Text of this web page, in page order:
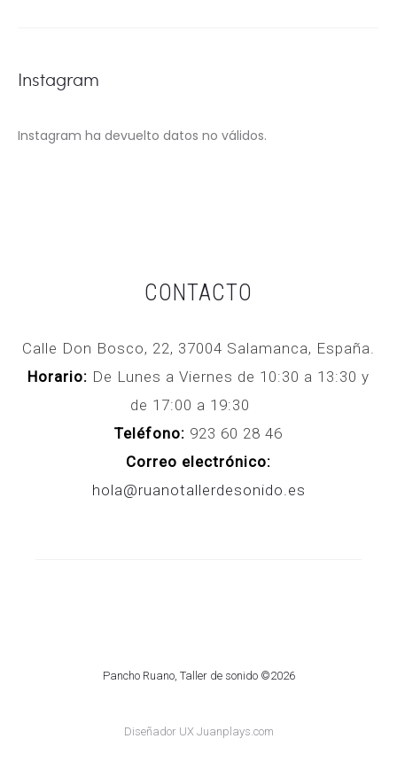
Instagram
Instagram ha devuelto datos no válidos.
CONTACTO
Calle Don Bosco, 22, 37004 Salamanca, España.
Horario: De Lunes a Viernes de 10:30 a 13:30 y
de 17:00 a 19:30
Teléfono: 923 60 28 46
Correo electrónico:
hola@ruanotallerdesonido.es
Pancho Ruano, Taller de sonido ©2026
Diseñador UX Juanplays.com